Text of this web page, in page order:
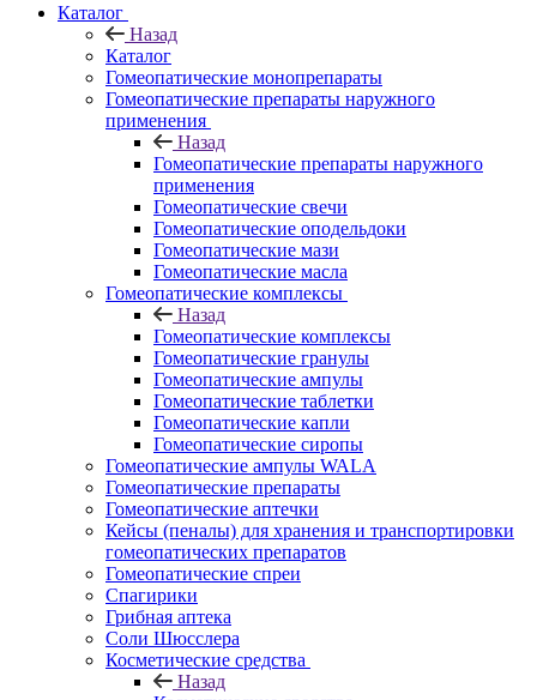
Каталог
Назад
Каталог
Гомеопатические монопрепараты
Гомеопатические препараты наружного
применения
Назад
Гомеопатические препараты наружного
применения
Гомеопатические свечи
Гомеопатические оподельдоки
Гомеопатические мази
Гомеопатические масла
Гомеопатические комплексы
Назад
Гомеопатические комплексы
Гомеопатические гранулы
Гомеопатические ампулы
Гомеопатические таблетки
Гомеопатические капли
Гомеопатические сиропы
Гомеопатические ампулы WALA
Гомеопатические препараты
Гомеопатические аптечки
Кейсы (пеналы) для хранения и транспортировки
гомеопатических препаратов
Гомеопатические спреи
Спагирики
Грибная аптека
Соли Шюсслера
Косметические средства
Назад